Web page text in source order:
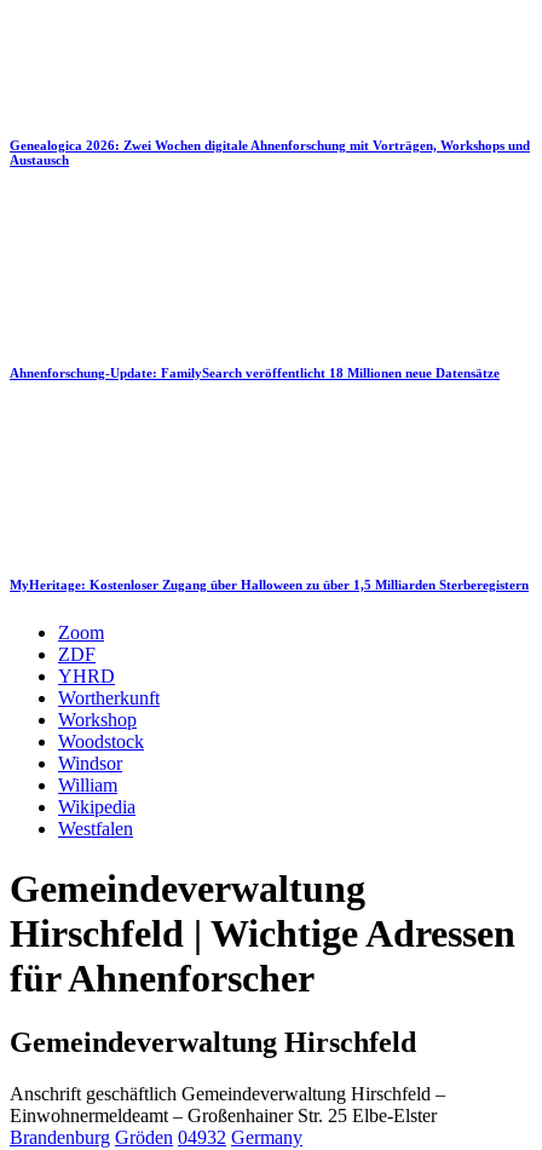
Genealogica 2026: Zwei Wochen digitale Ahnenforschung mit Vorträgen, Workshops und
Austausch
Ahnenforschung-Update: FamilySearch veröffentlicht 18 Millionen neue Datensätze
MyHeritage: Kostenloser Zugang über Halloween zu über 1,5 Milliarden Sterberegistern
Zoom
ZDF
YHRD
Wortherkunft
Workshop
Woodstock
Windsor
William
Wikipedia
Westfalen
Gemeindeverwaltung
Hirschfeld | Wichtige Adressen
für Ahnenforscher
Gemeindeverwaltung Hirschfeld
Anschrift geschäftlich Gemeindeverwaltung Hirschfeld –
Einwohnermeldeamt – Großenhainer Str. 25 Elbe-Elster
Brandenburg Gröden 04932 Germany